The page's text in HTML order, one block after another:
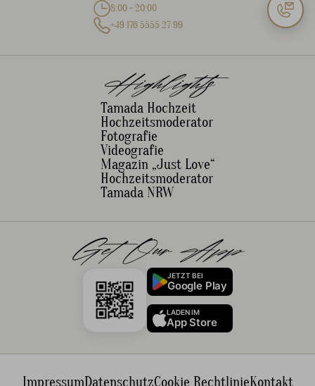
8:00 - 20:00
+49 176 5555 27 99
Highlights
Tamada Hochzeit
Hochzeitsmoderator
Fotografie
Videografie
Magazin „Just Love“
Hochzeitsmoderator
Tamada NRW
Get Our App
JETZT BEI
Google Play
LADEN IM
App Store
ImpressumDatenschutzCookie RechtlinieKontakt